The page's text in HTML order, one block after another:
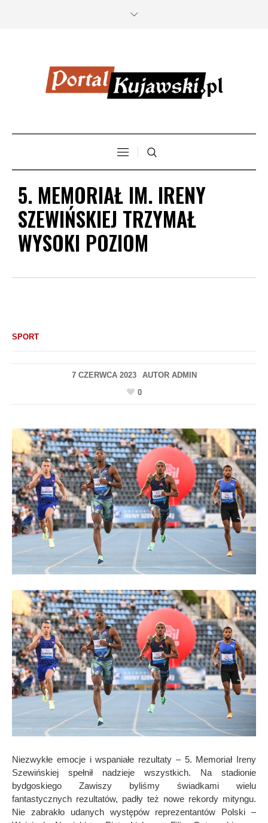
5. MEMORIAŁ IM. IRENY
SZEWIŃSKIEJ TRZYMAŁ
WYSOKI POZIOM
SPORT
7 CZERWCA 2023 AUTOR ADMIN
0
Niezwykłe emocje i wspaniałe rezultaty – 5. Memoriał Ireny
Szewińskiej spełnił nadzieje wszystkich. Na stadionie
bydgoskiego Zawiszy byliśmy świadkami wielu
fantastycznych rezultatów, padły też nowe rekordy mityngu.
Nie zabrakło udanych występów reprezentantów Polski –